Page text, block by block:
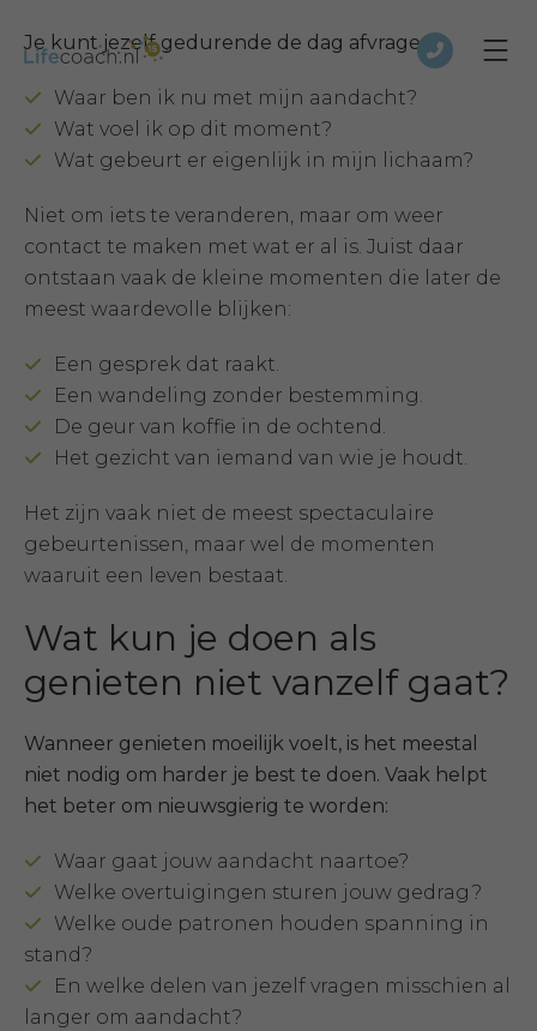
Je kunt jezelf gedurende de dag afvragen:
Waar ben ik nu met mijn aandacht?
Wat voel ik op dit moment?
Wat gebeurt er eigenlijk in mijn lichaam?
Niet om iets te veranderen, maar om weer
contact te maken met wat er al is. Juist daar
ontstaan vaak de kleine momenten die later de
meest waardevolle blijken:
Een gesprek dat raakt.
Een wandeling zonder bestemming.
De geur van koffie in de ochtend.
Het gezicht van iemand van wie je houdt.
Het zijn vaak niet de meest spectaculaire
gebeurtenissen, maar wel de momenten
waaruit een leven bestaat.
Wat kun je doen als
genieten niet vanzelf gaat?
Wanneer genieten moeilijk voelt, is het meestal
niet nodig om harder je best te doen. Vaak helpt
het beter om nieuwsgierig te worden:
Waar gaat jouw aandacht naartoe?
Welke overtuigingen sturen jouw gedrag?
Welke oude patronen houden spanning in
stand?
En welke delen van jezelf vragen misschien al
langer om aandacht?